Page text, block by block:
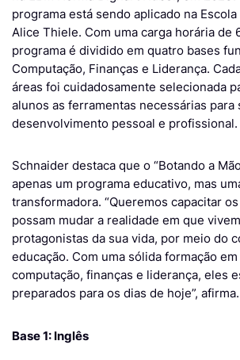
programa está sendo aplicado na
Alice Thiele. Com uma carga horária de
programa é dividido em quatro bases
Computação, Finanças e Liderança.
áreas foi cuidadosamente selecionada
alunos as ferramentas necessárias para
desenvolvimento pessoal e profissional.
Schnaider destaca que o “Botando a
apenas um programa educativo, mas
transformadora. “Queremos capacitar
possam mudar a realidade em que
protagonistas da sua vida, por meio do
educação. Com uma sólida formação
computação, finanças e liderança, eles
preparados para os dias de hoje”, afirma.
Base 1: Inglês